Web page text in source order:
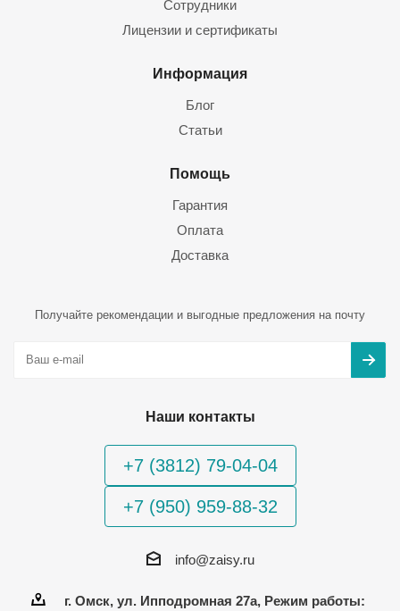
Сотрудники
Лицензии и сертификаты
Информация
Блог
Статьи
Помощь
Гарантия
Оплата
Доставка
Получайте рекомендации и выгодные предложения на почту
Наши контакты
+7 (3812) 79-04-04
+7 (950) 959-88-32
info@zaisy.ru
г. Омск, ул. Ипподромная 27а, Режим работы: